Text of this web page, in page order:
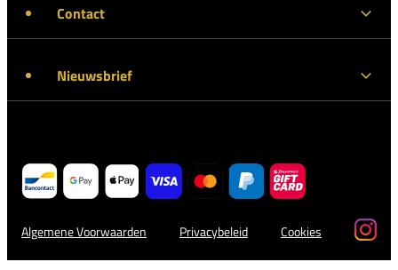
Contact
Nieuwsbrief
Algemene Voorwaarden Privacybeleid Cookies